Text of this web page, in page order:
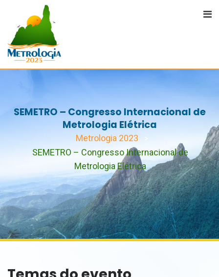
SEMETRO – Congresso Internacional de
Metrologia Elétrica
Metrologia 2023 >
SEMETRO – Congresso Internacional de
Metrologia Elétrica